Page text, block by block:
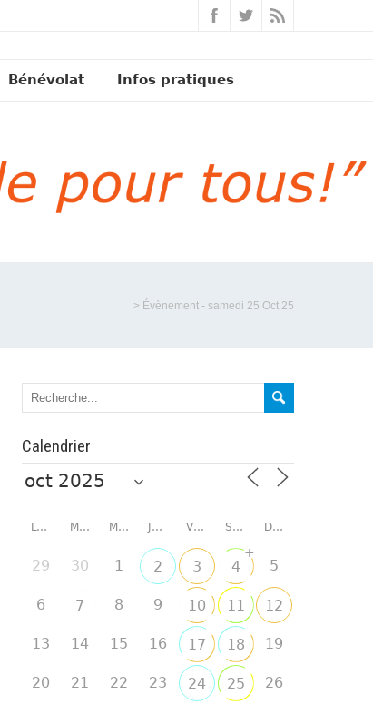
Bénévolat Infos pratiques
> Évènement - samedi 25 Oct 25
Calendrier
LUNDI MARDI MERCREDI JEUDI VENDREDI SAMEDI DIMANCHE
29 30 1 2 3 4
+
5
6 7 8 9 10 11 12
13 14 15 16 17 18 19
20 21 22 23 24 25 26